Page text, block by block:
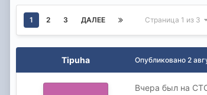
1 2 3 ДАЛЕЕ Страница 1 из 3
Tipuha Опубликовано 2
Вчера был на